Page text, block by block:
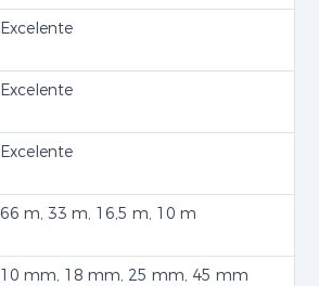
Excelente
Excelente
Excelente
66 m, 33 m, 16,5 m, 10 m
10 mm, 18 mm, 25 mm, 45 mm